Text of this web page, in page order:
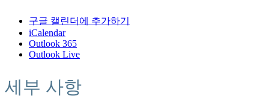
구글 캘린더에 추가하기
iCalendar
Outlook 365
Outlook Live
세부 사항